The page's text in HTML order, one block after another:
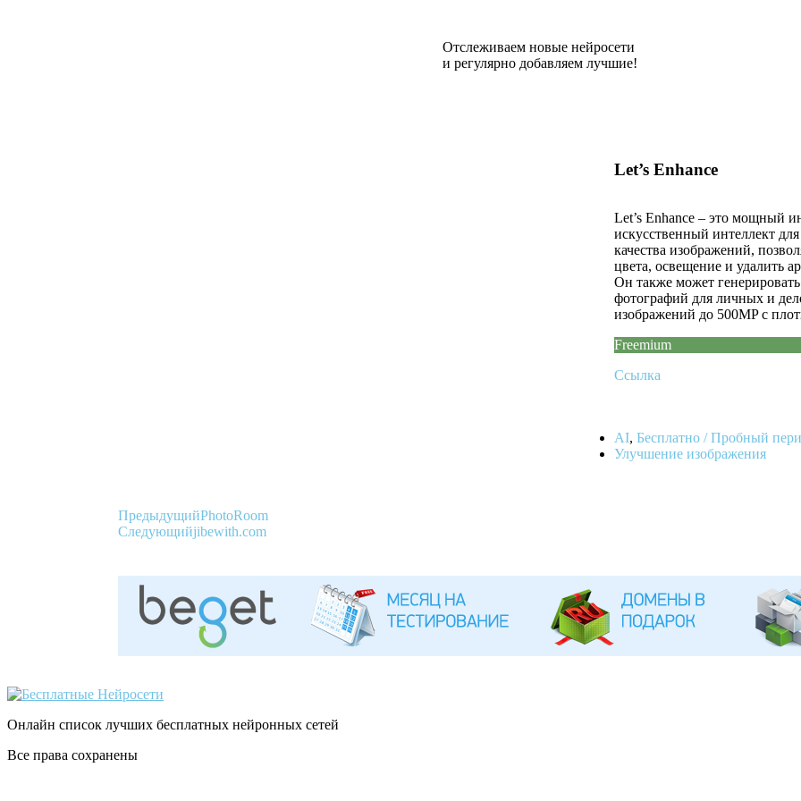
Отслеживаем новые нейросети
и регулярно добавляем лучшие!
Let’s Enhance
Let’s Enhance – это мощный
искусственный интеллект
качества изображений,
цвета, освещение и удалить
Он также может
фотографий для личных и
изображений до 500MP с
Freemium
Ссылка
AI, Бесплатно / Пробный
Улучшение изображения
ПредыдущийPhotoRoom
Следующийjibewith.com
Онлайн список лучших бесплатных нейронных сетей
Все права сохранены